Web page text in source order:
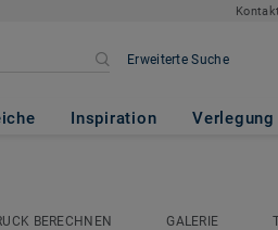
Erweiterte Suche
Inspiration Verlegung
BERECHNEN GALERIE